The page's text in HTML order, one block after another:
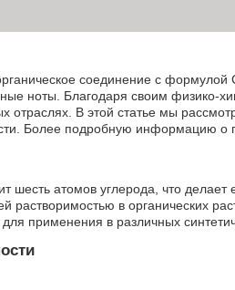
соединение с формулой
ноты. Благодаря своим физико-
В этой статье мы
Более подробную информацию о
шесть атомов углерода, что
в органических
применения в различных